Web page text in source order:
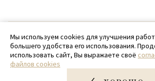
© 2020 - 2026 SamPack
+ 7 (918) 699-97-
zakaz@sampack.store
Мы используем cookies для улучшения
большего удобства его использования.
использовать сайт, Вы выражаете своё
файлов cookies